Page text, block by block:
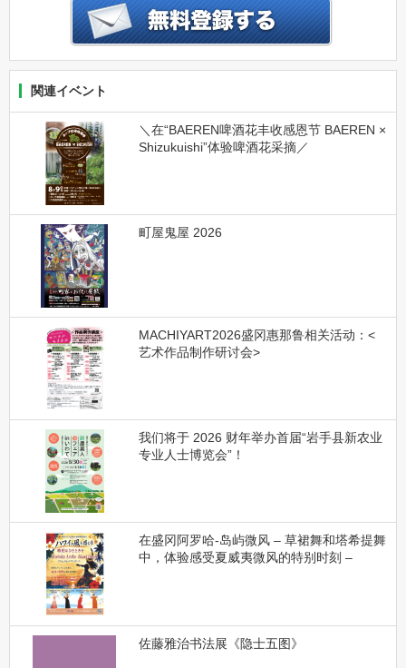
関連イベント
＼在“BAEREN啤酒花丰收感恩节 BAEREN ×
Shizukuishi”体验啤酒花采摘／
町屋鬼屋 2026
MACHIYART2026盛冈惠那鲁相关活动：<
艺术作品制作研讨会>
我们将于 2026 财年举办首届“岩手县新农业
专业人士博览会”！
在盛冈阿罗哈-岛屿微风 – 草裙舞和塔希提舞
中，体验感受夏威夷微风的特别时刻 –
佐藤雅治书法展《隐士五图》